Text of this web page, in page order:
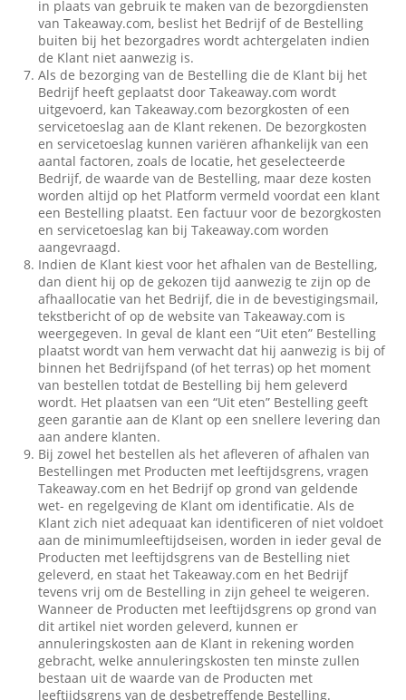
in plaats van gebruik te maken van de bezorgdiensten
van Takeaway.com, beslist het Bedrijf of de Bestelling
buiten bij het bezorgadres wordt achtergelaten indien
de Klant niet aanwezig is.
Als de bezorging van de Bestelling die de Klant bij het
Bedrijf heeft geplaatst door Takeaway.com wordt
uitgevoerd, kan Takeaway.com bezorgkosten of een
servicetoeslag aan de Klant rekenen. De bezorgkosten
en servicetoeslag kunnen variëren afhankelijk van een
aantal factoren, zoals de locatie, het geselecteerde
Bedrijf, de waarde van de Bestelling, maar deze kosten
worden altijd op het Platform vermeld voordat een klant
een Bestelling plaatst. Een factuur voor de bezorgkosten
en servicetoeslag kan bij Takeaway.com worden
aangevraagd.
Indien de Klant kiest voor het afhalen van de Bestelling,
dan dient hij op de gekozen tijd aanwezig te zijn op de
afhaallocatie van het Bedrijf, die in de bevestigingsmail,
tekstbericht of op de website van Takeaway.com is
weergegeven. In geval de klant een “Uit eten” Bestelling
plaatst wordt van hem verwacht dat hij aanwezig is bij of
binnen het Bedrijfspand (of het terras) op het moment
van bestellen totdat de Bestelling bij hem geleverd
wordt. Het plaatsen van een “Uit eten” Bestelling geeft
geen garantie aan de Klant op een snellere levering dan
aan andere klanten.
Bij zowel het bestellen als het afleveren of afhalen van
Bestellingen met Producten met leeftijdsgrens, vragen
Takeaway.com en het Bedrijf op grond van geldende
wet- en regelgeving de Klant om identificatie. Als de
Klant zich niet adequaat kan identificeren of niet voldoet
aan de minimumleeftijdseisen, worden in ieder geval de
Producten met leeftijdsgrens van de Bestelling niet
geleverd, en staat het Takeaway.com en het Bedrijf
tevens vrij om de Bestelling in zijn geheel te weigeren.
Wanneer de Producten met leeftijdsgrens op grond van
dit artikel niet worden geleverd, kunnen er
annuleringskosten aan de Klant in rekening worden
gebracht, welke annuleringskosten ten minste zullen
bestaan uit de waarde van de Producten met
leeftijdsgrens van de desbetreffende Bestelling.